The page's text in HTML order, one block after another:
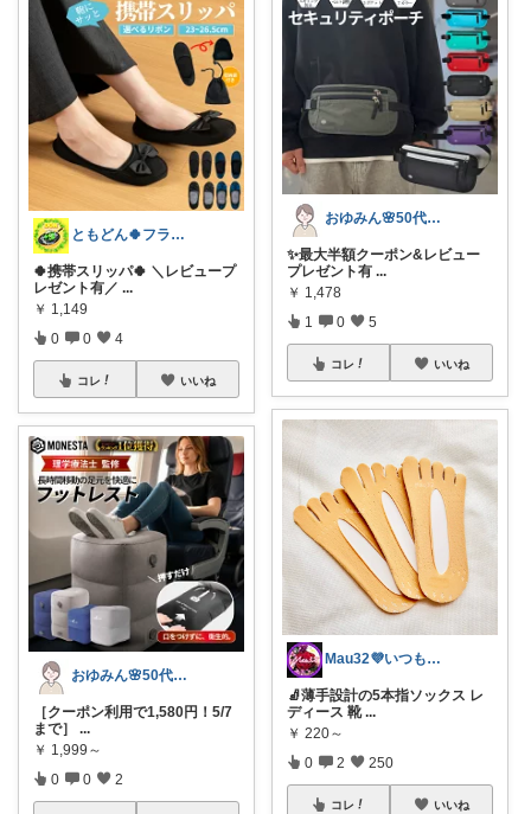
ともどん🍀フライパン料理ある暮らし🍳
🍀携帯スリッパ🍀 ＼レビュープ
レゼント有／ ...
￥ 1,149
0 0 4
コレ いいね
おゆみん🌸50代からの快適暮らし
［クーポン利用で1,580円！5/7
まで］
...
￥ 1,999～
0 0 2
おゆみん🌸50代からの快適暮らし
✨️最大半額クーポン&レビュー
プレゼント有 ...
￥ 1,478
1 0 5
コレ いいね
Mau32💜いつも有難うございます😊
🧦薄手設計の5本指ソックス レ
ディース 靴 ...
￥ 220～
0 2 250
コレ いいね